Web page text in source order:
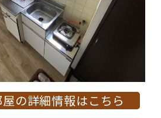
の詳細情報はこちら